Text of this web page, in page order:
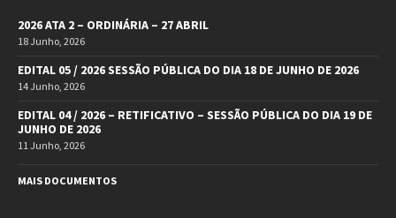
2026 ATA 2 – ORDINÁRIA – 27 ABRIL
18 Junho, 2026
EDITAL 05 / 2026 SESSÃO PÚBLICA DO DIA 18 DE JUNHO DE 2026
14 Junho, 2026
EDITAL 04 / 2026 – RETIFICATIVO – SESSÃO PÚBLICA DO DIA 19 DE
JUNHO DE 2026
11 Junho, 2026
MAIS DOCUMENTOS